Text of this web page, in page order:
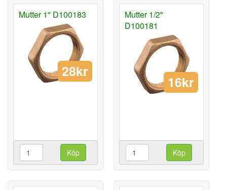
Mutter 1" D100183
28kr
Köp
Mutter 1/2"
D100181
16kr
Köp